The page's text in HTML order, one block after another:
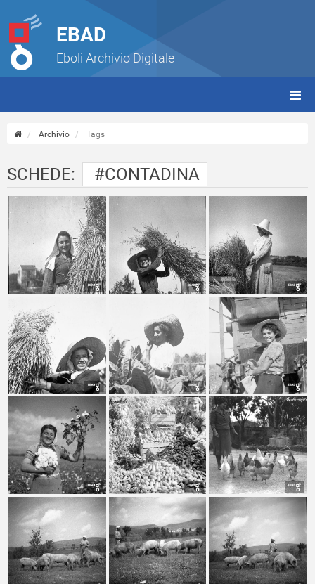
EBAD
Eboli Archivio Digitale
Archivio Tags
SCHEDE: #CONTADINA